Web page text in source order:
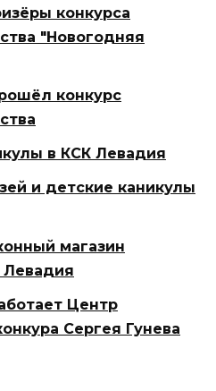
конкурса
"Новогодняя
конкурс
в КСК Левадия
и детские каникулы
магазин
Левадия
Центр
Сергея Гунева